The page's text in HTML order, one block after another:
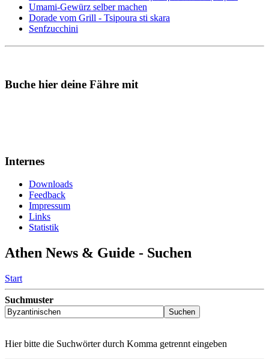
Umami-Gewürz selber machen
Dorade vom Grill - Tsipoura sti skara
Senfzucchini
Buche hier deine Fähre mit
Internes
Downloads
Feedback
Impressum
Links
Statistik
Athen News & Guide - Suchen
Start
Suchmuster
Hier bitte die Suchwörter durch Komma getrennt eingeben